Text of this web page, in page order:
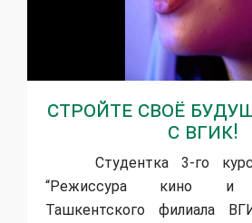
Стройте своё
с ВГИК!
Студентка 3-го курса
“Режиссура кино и
Ташкентского филиала